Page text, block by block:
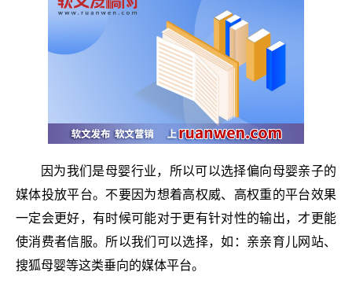
因为我们是母婴行业，所以可以选择偏向母婴亲子的
媒体投放平台。不要因为想着高权威、高权重的平台效果
一定会更好，有时候可能对于更有针对性的输出，才更能
使消费者信服。所以我们可以选择，如：亲亲育儿网站、
搜狐母婴等这类垂向的媒体平台。